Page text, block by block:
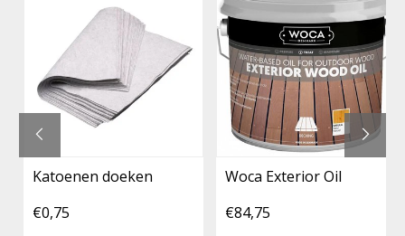
Katoenen doeken
€0,75
Woca Exterior Oil
€84,75